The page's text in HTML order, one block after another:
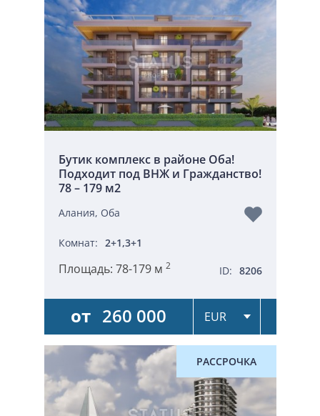
Бутик комплекс в районе Оба!
Подходит под ВНЖ и Гражданство!
78 – 179 м2
Алания, Оба
Комнат: 2+1,3+1
Площадь: 78-179 м 2 ID: 8206
от 260 000
РАССРОЧКА